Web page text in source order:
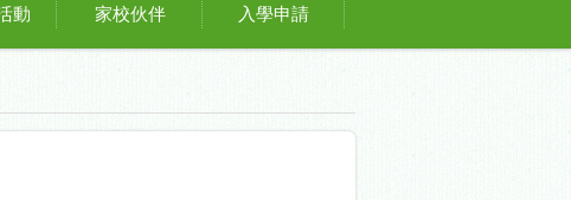
動 家校伙伴 入學申請